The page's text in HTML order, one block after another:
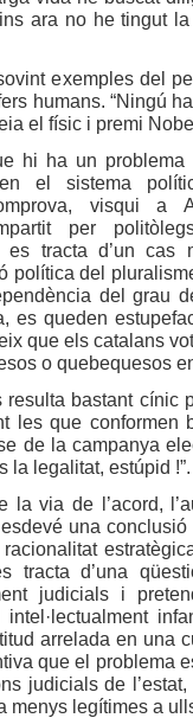
ara no he tingut
exemples del
humans. “Ningú
el físic i premi
hi ha un problema
el sistema
visqui a
per
es tracta d’un cas
política del
del grau
es queden
que els catalans
o quebequesos
resulta bastant cínic
les que conformen
de la campanya
la legalitat, estúpid !”.
la via de l’acord,
una
tracta d’una
judicials i
arrelada en una
que el problema
judicials de
menys legítimes a